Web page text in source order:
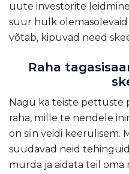
uute investorite
suur hulk
võtab, kipuvad need
Raha
Nagu ka teiste pettuste
raha, mille te nendele
on siin veidi keerulisem.
suudavad neid tehinguid
murda ja aidata teil oma